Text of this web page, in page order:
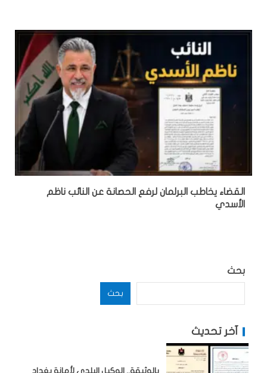
القضاء يخاطب البرلمان لرفع الحصانة عن النائب ناظم
الأسدي
بحث
بحث
آخر تحديث
بالوثيقة.. الوكيل البلدي لأمانة بغداد